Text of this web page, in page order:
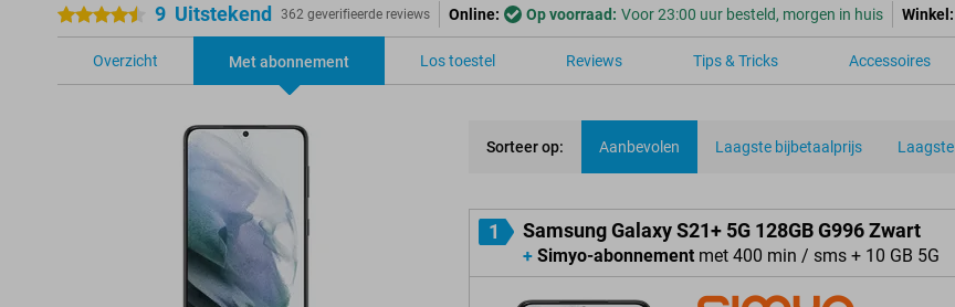
4.5 sterren 9 Uitstekend 362 geverifieerde reviews Online: Op voorraad: Voor 23:00 uur besteld, morgen in huis Winkel:
Overzicht Met abonnement Los toestel Reviews Tips & Tricks Accessoires
Sorteer op: Aanbevolen Laagste bijbetaalprijs
1 Samsung Galaxy S21+ 5G 128GB G996 Zwart
+ Simyo-abonnement met 400 min / sms + 10 GB 5G